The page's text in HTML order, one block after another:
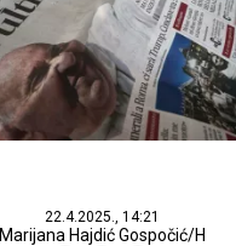
22.4.2025., 14:21
Marijana Hajdić Gospočić/H